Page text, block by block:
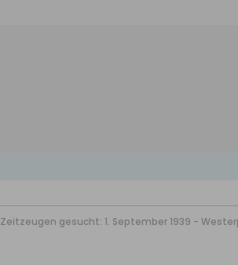
Zeitzeugen gesucht: 1. September 1939 -